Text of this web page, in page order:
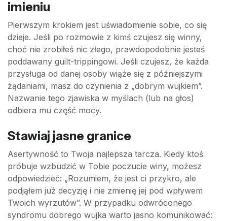
imieniu
Pierwszym krokiem jest uświadomienie sobie, co się
dzieje. Jeśli po rozmowie z kimś czujesz się winny,
choć nie zrobiłeś nic złego, prawdopodobnie jesteś
poddawany guilt-trippingowi. Jeśli czujesz, że każda
przysługa od danej osoby wiąże się z późniejszymi
żądaniami, masz do czynienia z „dobrym wujkiem”.
Nazwanie tego zjawiska w myślach (lub na głos)
odbiera mu część mocy.
Stawiaj jasne granice
Asertywność to Twoja najlepsza tarcza. Kiedy ktoś
próbuje wzbudzić w Tobie poczucie winy, możesz
odpowiedzieć: „Rozumiem, że jest ci przykro, ale
podjąłem już decyzję i nie zmienię jej pod wpływem
Twoich wyrzutów”. W przypadku odwróconego
syndromu dobrego wujka warto jasno komunikować: